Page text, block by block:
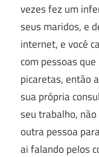
vezes fez um
seus maridos, e
internet, e você
com pessoas
picaretas, então
sua própria
seu trabalho,
outra pessoa
ai falando pelos